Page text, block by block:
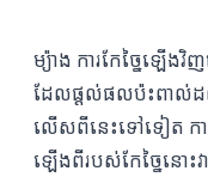
ម្យ៉ាង ការកែច្នៃឡើង
ដែលផ្ដល់ផលប៉ះពាល់
លើសពីនេះទៅទៀត ក
ឡើងពីរបស់កែច្នៃនោះ